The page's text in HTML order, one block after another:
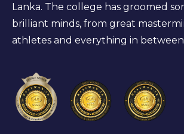
Lanka. The college has groomed
brilliant minds, from great
athletes and everything in